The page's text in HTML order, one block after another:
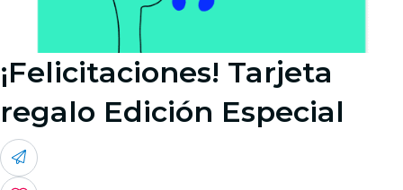
¡Felicitaciones! Tarjeta
regalo Edición Especial